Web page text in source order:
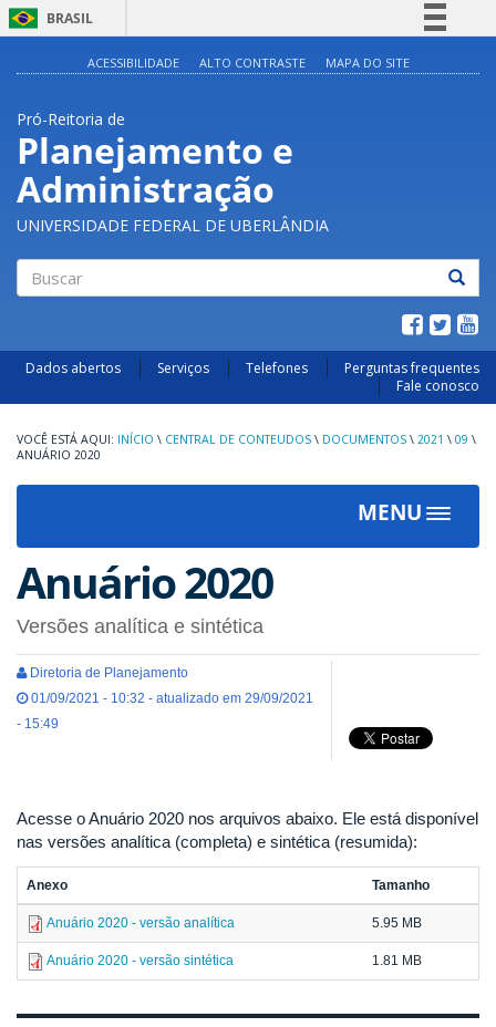
BRASIL
Acesso à informação
ACESSIBILIDADE ALTO CONTRASTE MAPA DO SITE
Pró-Reitoria de
Planejamento e
Administração
UNIVERSIDADE FEDERAL DE UBERLÂNDIA
Dados abertos Serviços Telefones
Perguntas frequentes
Fale conosco
INÍCIO \ CENTRAL DE CONTEUDOS \ DOCUMENTOS \ 2021 \ 09 \
ANUÁRIO 2020
MENU
Toggle
Anuário 2020
Versões analítica e sintética
Diretoria de Planejamento
01/09/2021 - 10:32 - atualizado em 29/09/2021
- 15:49
Acesse o Anuário 2020 nos arquivos abaixo. Ele está disponível
nas versões analítica (completa) e sintética (resumida):
Anexo Tamanho
Anuário 2020 - versão analítica 5.95 MB
Anuário 2020 - versão sintética 1.81 MB